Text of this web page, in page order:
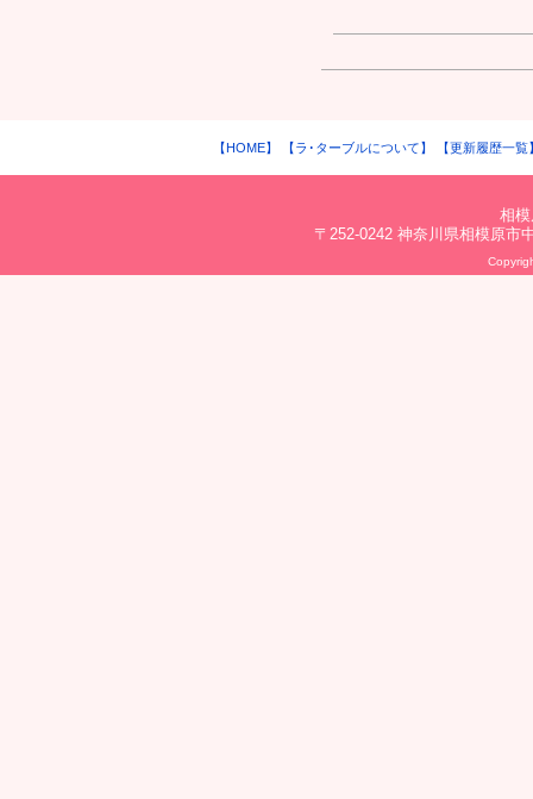
【HOME】 【ラ･ターブルについて】 【更新履歴一覧
相
〒252-0242 神奈川県相模原